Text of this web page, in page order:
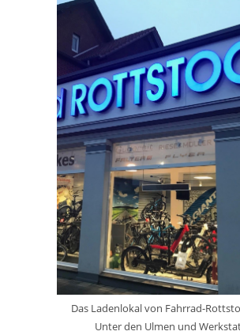
Das Ladenlokal von Fahrrad-
Unter den Ulmen und